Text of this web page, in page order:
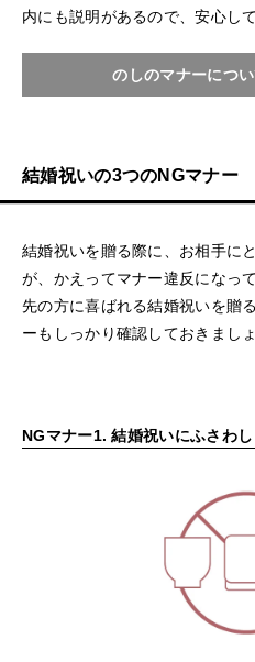
内にも説明があるので、安心し
のしのマナーにつ
結婚祝いの3つのNGマナー
結婚祝いを贈る際に、お相手に
が、かえってマナー違反になっ
先の方に喜ばれる結婚祝いを贈
ーもしっかり確認しておきましょ
NGマナー1. 結婚祝いにふさわ